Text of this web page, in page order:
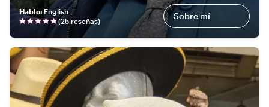
Hablo: English
(25 reseñas) Sobre mí